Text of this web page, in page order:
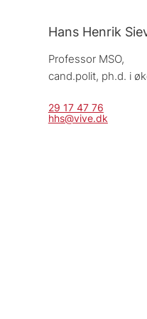
Hans Henrik
Professor MSO,
cand.polit, ph.d. i
29 17 47 76
hhs@vive.dk